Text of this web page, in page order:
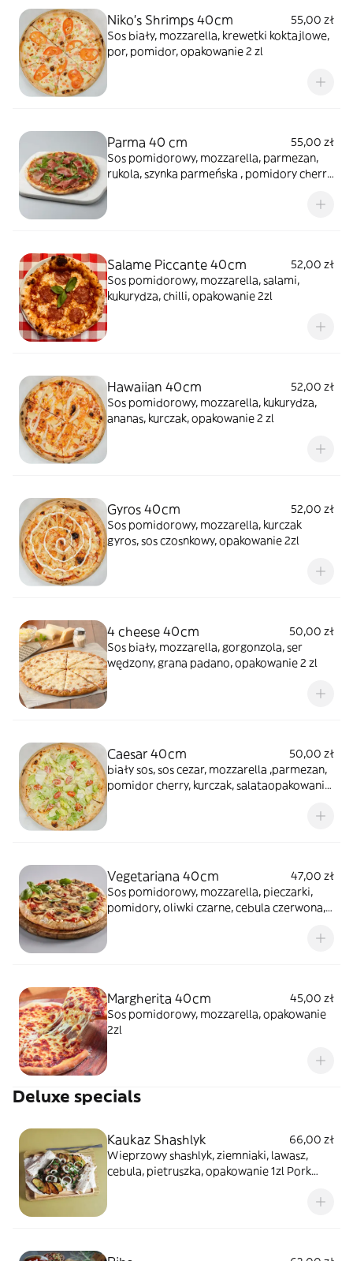
Niko's Shrimps 40cm
55,00 zł
Sos biały, mozzarella, krewetki koktajlowe,
por, pomidor, opakowanie 2 zl
Parma 40 cm
55,00 zł
Sos pomidorowy, mozzarella, parmezan,
rukola, szynka parmeńska , pomidory cherry,
Salame Piccante 40cm
52,00 zł
Sos pomidorowy, mozzarella, salami,
kukurydza, chilli, opakowanie 2zl
Hawaiian 40cm
52,00 zł
Sos pomidorowy, mozzarella, kukurydza,
ananas, kurczak, opakowanie 2 zl
Gyros 40cm
52,00 zł
Sos pomidorowy, mozzarella, kurczak
gyros, sos czosnkowy, opakowanie 2zl
4 cheese 40cm
50,00 zł
Sos biały, mozzarella, gorgonzola, ser
wędzony, grana padano, opakowanie 2 zl
Caesar 40cm
50,00 zł
biały sos, sos cezar, mozzarella ,parmezan,
pomidor cherry, kurczak, salataopakowanie
Vegetariana 40cm
47,00 zł
Sos pomidorowy, mozzarella, pieczarki,
pomidory, oliwki czarne, cebula czerwona,
Margherita 40cm
45,00 zł
Sos pomidorowy, mozzarella, opakowanie
2zl
Deluxe specials
Kaukaz Shashlyk
66,00 zł
Wieprzowy shashlyk, ziemniaki, lawasz,
cebula, pietruszka, opakowanie 1zl Pork